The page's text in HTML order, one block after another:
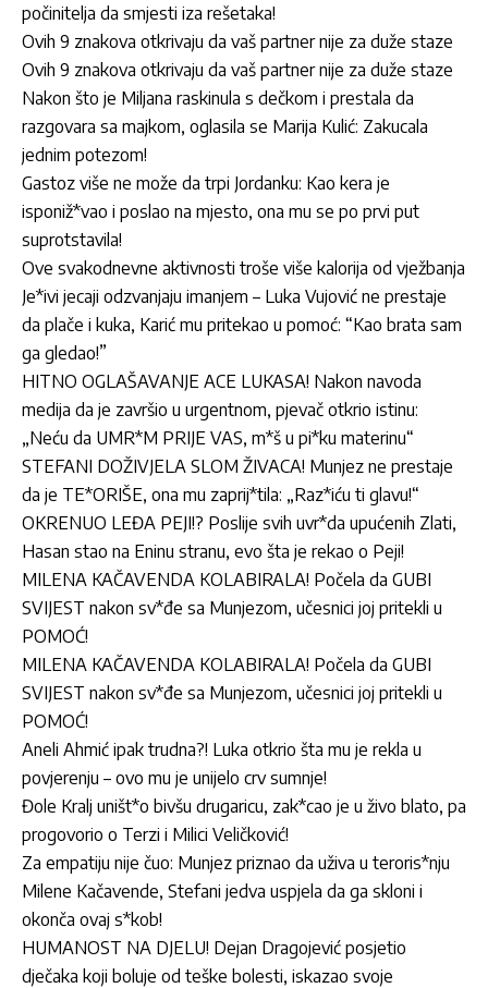
počinitelja da smjesti iza rešetaka!
Ovih 9 znakova otkrivaju da vaš partner nije za duže staze
Ovih 9 znakova otkrivaju da vaš partner nije za duže staze
Nakon što je Miljana raskinula s dečkom i prestala da
razgovara sa majkom, oglasila se Marija Kulić: Zakucala
jednim potezom!
Gastoz više ne može da trpi Jordanku: Kao kera je
isponiž*vao i poslao na mjesto, ona mu se po prvi put
suprotstavila!
Ove svakodnevne aktivnosti troše više kalorija od vježbanja
Je*ivi jecaji odzvanjaju imanjem – Luka Vujović ne prestaje
da plače i kuka, Karić mu pritekao u pomoć: “Kao brata sam
ga gledao!”
HITNO OGLAŠAVANJE ACE LUKASA! Nakon navoda
medija da je završio u urgentnom, pjevač otkrio istinu:
„Neću da UMR*M PRIJE VAS, m*š u pi*ku materinu“
STEFANI DOŽIVJELA SLOM ŽIVACA! Munjez ne prestaje
da je TE*ORIŠE, ona mu zaprij*tila: „Raz*iću ti glavu!“
OKRENUO LEĐA PEJI!? Poslije svih uvr*da upućenih Zlati,
Hasan stao na Eninu stranu, evo šta je rekao o Peji!
MILENA KAČAVENDA KOLABIRALA! Počela da GUBI
SVIJEST nakon sv*đe sa Munjezom, učesnici joj pritekli u
POMOĆ!
MILENA KAČAVENDA KOLABIRALA! Počela da GUBI
SVIJEST nakon sv*đe sa Munjezom, učesnici joj pritekli u
POMOĆ!
Aneli Ahmić ipak trudna?! Luka otkrio šta mu je rekla u
povjerenju – ovo mu je unijelo crv sumnje!
Đole Kralj uništ*o bivšu drugaricu, zak*cao je u živo blato, pa
progovorio o Terzi i Milici Veličković!
Za empatiju nije čuo: Munjez priznao da uživa u teroris*nju
Milene Kačavende, Stefani jedva uspjela da ga skloni i
okonča ovaj s*kob!
HUMANOST NA DJELU! Dejan Dragojević posjetio
dječaka koji boluje od teške bolesti, iskazao svoje